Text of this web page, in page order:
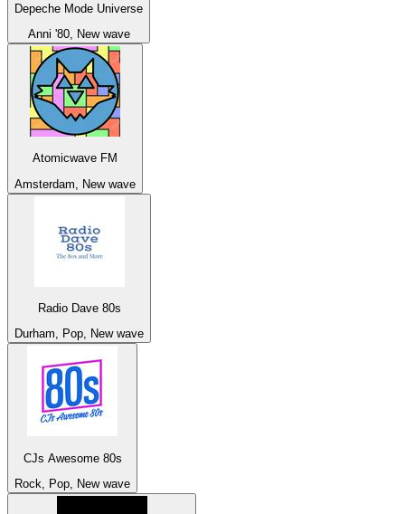
Depeche Mode Universe
Anni '80, New wave
Atomicwave FM
Amsterdam, New wave
Radio Dave 80s
Durham, Pop, New wave
CJs Awesome 80s
Rock, Pop, New wave